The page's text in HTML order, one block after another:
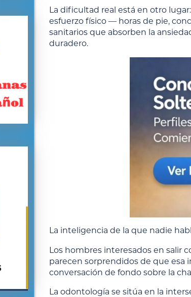
La dificultad real está en otro
esfuerzo físico — horas de pie,
sanitarios que absorben la
duradero.
La inteligencia de la que nadie
Los hombres interesados en salir
parecen sorprendidos de que esa
conversación de fondo sobre la
La odontología se sitúa en la